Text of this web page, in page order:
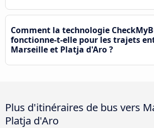
Comment la technologie
fonctionne-t-elle pour les trajets
Marseille et Platja d'Aro ?
Plus d'itinéraires de bus vers
Platja d'Aro